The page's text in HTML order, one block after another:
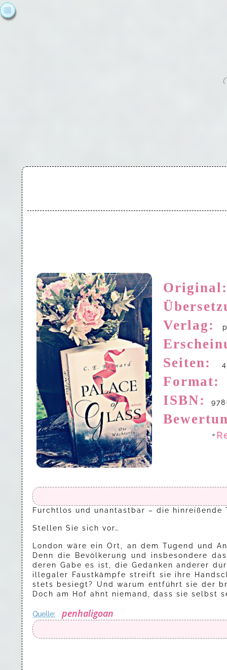
Original:
Verlag:
Seiten:
Format:
ISBN:
*
Furchtlos und unantastbar – die
Stellen Sie sich vor…
London wäre ein Ort, an dem Tugend und
Denn die Bevölkerung und insbesondere
deren Gabe es ist, die Gedanken anderer
illegaler Faustkämpfe streift sie ihre
stets besiegt? Und warum entführt sie der
Doch am Hof ahnt niemand, dass sie selbst
Quelle: penhaligoan